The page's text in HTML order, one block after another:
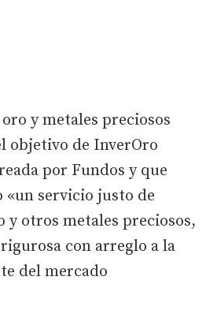
y metales preciosos
objetivo de InverOro
por Fundos y que
servicio justo de
y otros metales preciosos,
con arreglo a la
del mercado